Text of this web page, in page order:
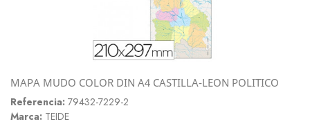
MAPA MUDO COLOR DIN A4 CASTILLA-LEON POLITICO
Referencia: 79432-7229-2
Marca: TEIDE